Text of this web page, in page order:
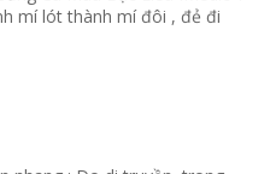
mí lót thành mí đôi , đẻ đi